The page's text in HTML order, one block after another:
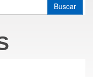
Buscar